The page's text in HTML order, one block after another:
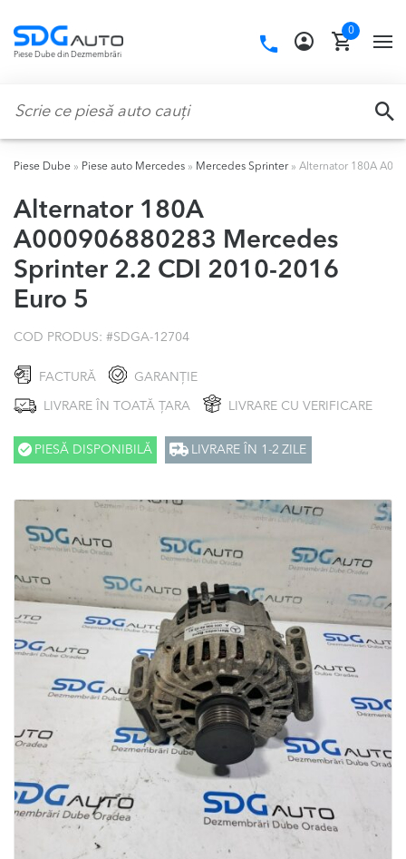
navigation
content
Piese Dube din Dezmembrări
Call
0
Piese Dube » Piese auto Mercedes » Mercedes Sprinter» Alternator 180A
Alternator 180A
A000906880283 Mercedes
Sprinter 2.2 CDI 2010-2016
Euro 5
COD PRODUS: #SDGA-12704
FACTURĂ GARANȚIE
LIVRARE ÎN TOATĂ ȚARA LIVRARE CU VERIFICARE
PIESĂ DISPONIBILĂ LIVRARE ÎN 1-2 ZILE